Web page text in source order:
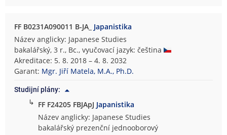
FF B0231A090011 B-JA_ Japanistika
Název anglicky: Japanese Studies
bakalářský, 3 r., Bc., vyučovací jazyk: čeština
Akreditace: 5. 8. 2018 – 4. 8. 2032
Garant: Mgr. Jiří Matela, M.A., Ph.D.
Studijní plány:
↳ FF F24205 FBJApJ Japanistika
Název anglicky: Japanese Studies
bakalářský prezenční jednooborový